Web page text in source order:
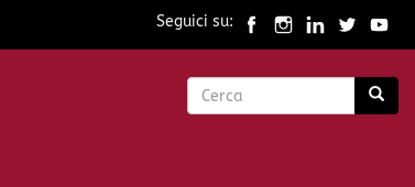
Seguici su:
Form